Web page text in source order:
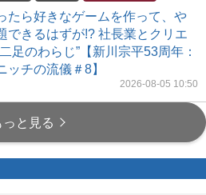
たら好きなゲームを作って、や
できるはずが!? 社長業とクリエ
足のわらじ”【新川宗平53周年：
ッチの流儀＃8】
2026-08-05 10:50
っと見る